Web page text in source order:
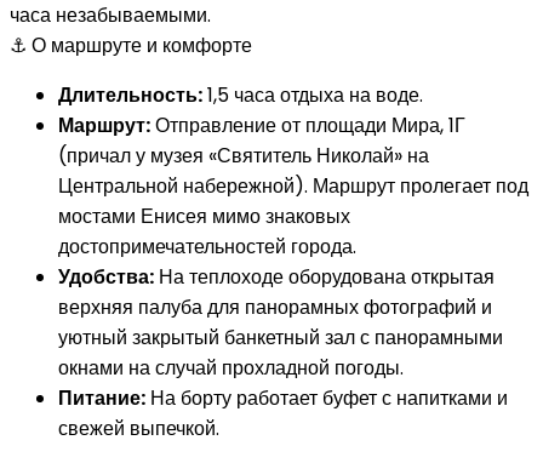
часа незабываемыми.
⚓ О маршруте и комфорте
Длительность:1,5 часа отдыха на воде.
Маршрут:Отправление от площади Мира, 1Г
(причал у музея «Святитель Николай» на
Центральной набережной). Маршрут пролегает под
мостами Енисея мимо знаковых
достопримечательностей города.
Удобства: На теплоходе оборудована открытая
верхняя палуба для панорамных фотографий и
уютный закрытый банкетный зал с панорамными
окнами на случай прохладной погоды.
Питание: На борту работает буфет с напитками и
свежей выпечкой.